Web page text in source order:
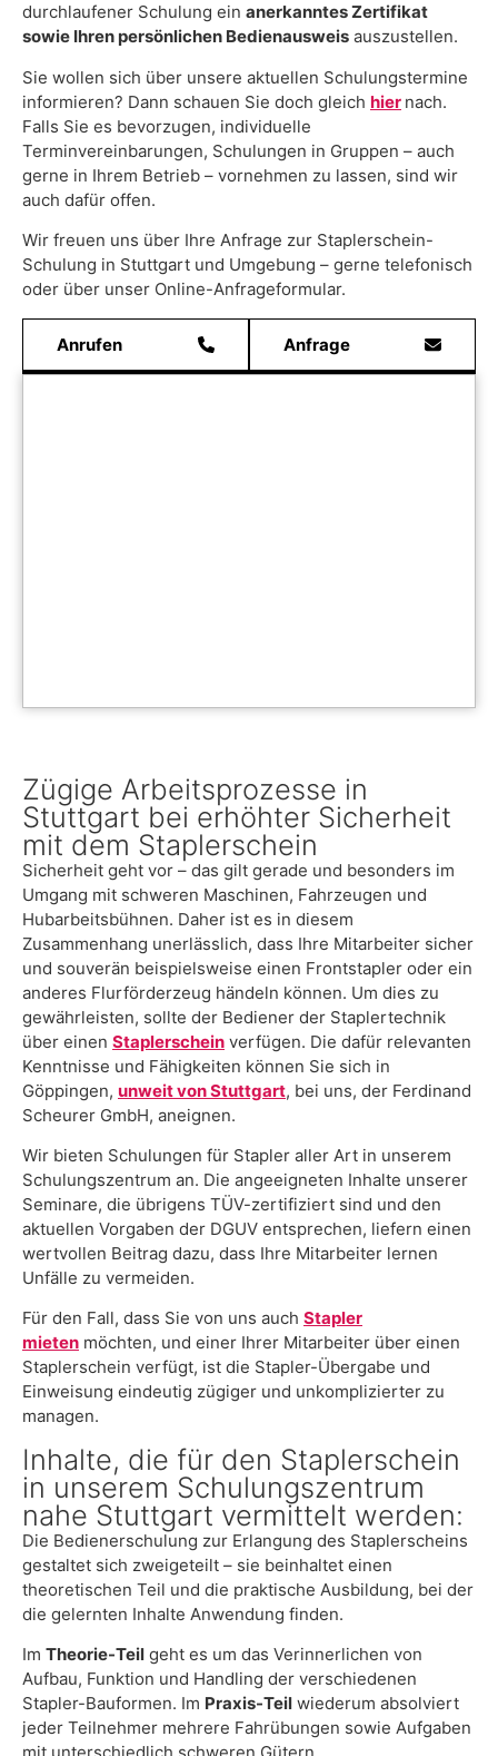
durchlaufener Schulung ein anerkanntes Zertifikat
sowie Ihren persönlichen Bedienausweis auszustellen.
Sie wollen sich über unsere aktuellen Schulungstermine
informieren? Dann schauen Sie doch gleich hier nach.
Falls Sie es bevorzugen, individuelle
Terminvereinbarungen, Schulungen in Gruppen – auch
gerne in Ihrem Betrieb – vornehmen zu lassen, sind wir
auch dafür offen.
Wir freuen uns über Ihre Anfrage zur Staplerschein-
Schulung in Stuttgart und Umgebung – gerne telefonisch
oder über unser Online-Anfrageformular.
Anrufen Anfrage
Zügige Arbeitsprozesse in
Stuttgart bei erhöhter Sicherheit
mit dem Staplerschein
Sicherheit geht vor – das gilt gerade und besonders im
Umgang mit schweren Maschinen, Fahrzeugen und
Hubarbeitsbühnen. Daher ist es in diesem
Zusammenhang unerlässlich, dass Ihre Mitarbeiter sicher
und souverän beispielsweise einen Frontstapler oder ein
anderes Flurförderzeug händeln können. Um dies zu
gewährleisten, sollte der Bediener der Staplertechnik
über einen Staplerschein verfügen. Die dafür relevanten
Kenntnisse und Fähigkeiten können Sie sich in
Göppingen, unweit von Stuttgart, bei uns, der Ferdinand
Scheurer GmbH, aneignen.
Wir bieten Schulungen für Stapler aller Art in unserem
Schulungszentrum an. Die angeeigneten Inhalte unserer
Seminare, die übrigens TÜV-zertifiziert sind und den
aktuellen Vorgaben der DGUV entsprechen, liefern einen
wertvollen Beitrag dazu, dass Ihre Mitarbeiter lernen
Unfälle zu vermeiden.
Für den Fall, dass Sie von uns auch Stapler
mieten möchten, und einer Ihrer Mitarbeiter über einen
Staplerschein verfügt, ist die Stapler-Übergabe und
Einweisung eindeutig zügiger und unkomplizierter zu
managen.
Inhalte, die für den Staplerschein
in unserem Schulungszentrum
nahe Stuttgart vermittelt werden:
Die Bedienerschulung zur Erlangung des Staplerscheins
gestaltet sich zweigeteilt – sie beinhaltet einen
theoretischen Teil und die praktische Ausbildung, bei der
die gelernten Inhalte Anwendung finden.
Im Theorie-Teil geht es um das Verinnerlichen von
Aufbau, Funktion und Handling der verschiedenen
Stapler-Bauformen. Im Praxis-Teil wiederum absolviert
jeder Teilnehmer mehrere Fahrübungen sowie Aufgaben